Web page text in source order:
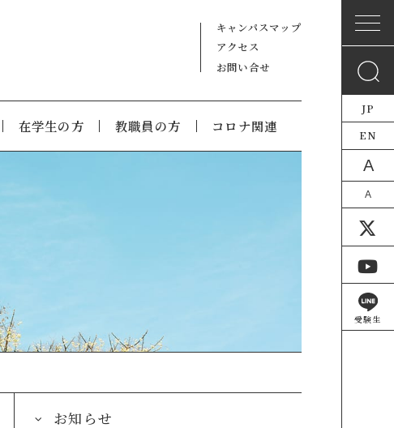
キャンパスマップ
アクセス
お問い合せ
在学生の方 教職員の方 コロナ関連
お知らせ
JP
EN
A
A
受験生